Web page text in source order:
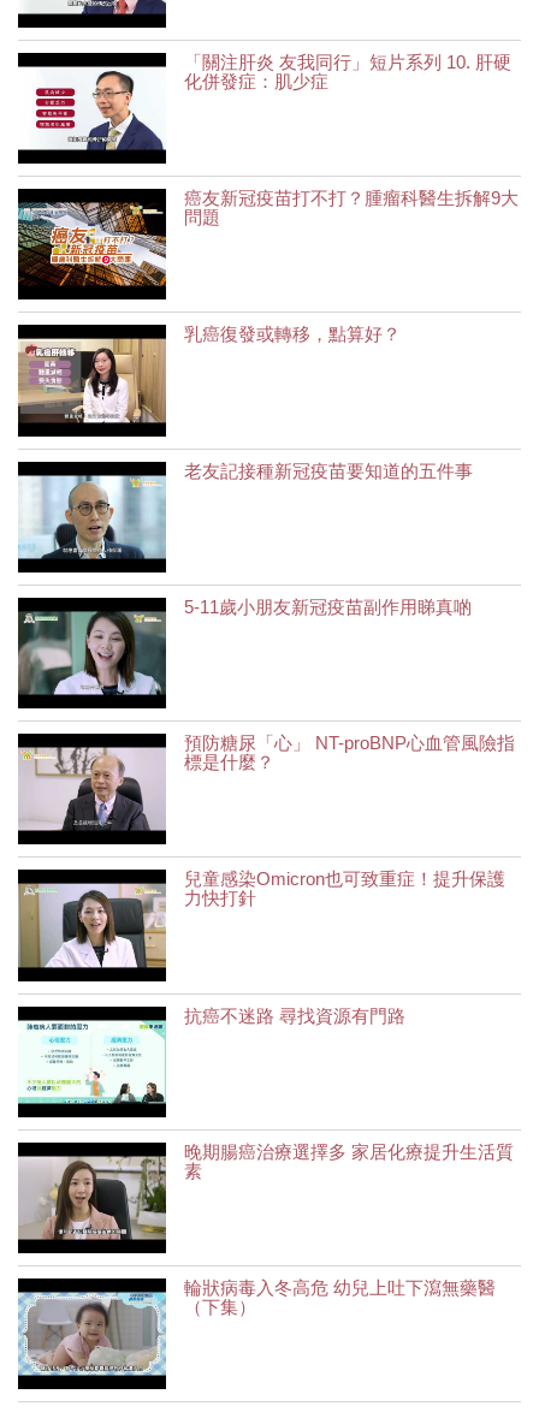
「關注肝炎 友我同行」短片系列 10. 肝硬
化併發症：肌少症
癌友新冠疫苗打不打？腫瘤科醫生拆解9大
問題
乳癌復發或轉移，點算好？
老友記接種新冠疫苗要知道的五件事
5-11歲小朋友新冠疫苗副作用睇真啲
預防糖尿「心」 NT-proBNP心血管風險指
標是什麼？
兒童感染Omicron也可致重症！提升保護
力快打針
抗癌不迷路 尋找資源有門路
晚期腸癌治療選擇多 家居化療提升生活質
素
輪狀病毒入冬高危 幼兒上吐下瀉無藥醫
（下集）